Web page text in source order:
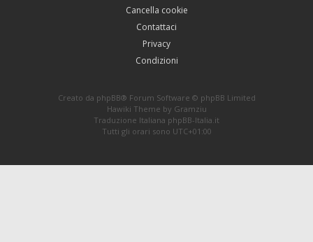
Cancella cookie
Contattaci
Privacy
Condizioni
Creato da phpBB® Forum Software © phpBB Limited
Hawiki Theme by Gramziu
Traduzione Italiana phpBB-Italia.it
Tutti gli orari sono UTC+01:00